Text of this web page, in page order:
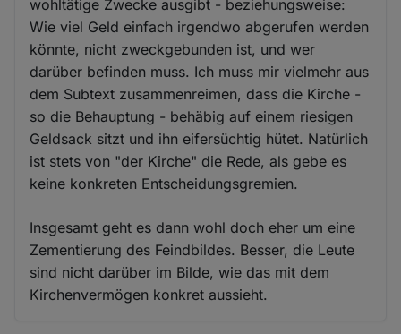
wohltätige Zwecke ausgibt - beziehungsweise:
Wie viel Geld einfach irgendwo abgerufen werden
könnte, nicht zweckgebunden ist, und wer
darüber befinden muss. Ich muss mir vielmehr aus
dem Subtext zusammenreimen, dass die Kirche -
so die Behauptung - behäbig auf einem riesigen
Geldsack sitzt und ihn eifersüchtig hütet. Natürlich
ist stets von "der Kirche" die Rede, als gebe es
keine konkreten Entscheidungsgremien.
Insgesamt geht es dann wohl doch eher um eine
Zementierung des Feindbildes. Besser, die Leute
sind nicht darüber im Bilde, wie das mit dem
Kirchenvermögen konkret aussieht.